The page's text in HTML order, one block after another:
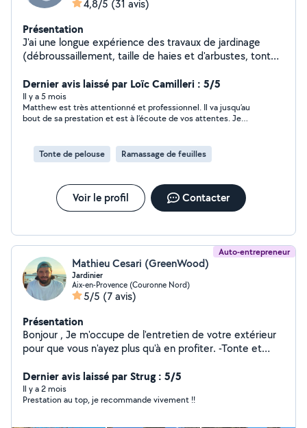
4,8/5 (31 avis)
Présentation
J'ai une longue expérience des travaux de jardinage
(débroussaillement, taille de haies et d'arbustes, tonte,
montage de meubles en kit). Je privilégie un travail
soigné et des rapports conviviaux et respectueux.
Dernier avis laissé par Loïc Camilleri : 5/5
Il y a 5 mois
Matthew est très attentionné et professionnel. Il va jusqu’au
bout de sa prestation et est à l’écoute de vos attentes. Je
Tonte de pelouse Ramassage de feuilles
Voir le profil Contacter
Auto-entrepreneur
Mathieu Cesari (GreenWood)
Jardinier
Aix-en-Provence (Couronne Nord)
5/5 (7 avis)
Présentation
Bonjour , Je m'occupe de l'entretien de votre extérieur
pour que vous n'ayez plus qu'à en profiter. -Tonte et
complet -Évacuation des déchets verts Travail soigné ,
chantier rendu toujours propre Dispo rapidement !
Envoyez-moi un message pour un devis gratuit. Éligible
Dernier avis laissé par Strug : 5/5
Il y a 2 mois
Prestation au top, je recommande vivement !!